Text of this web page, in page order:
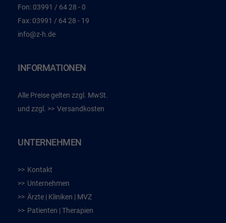
Fon: 03991 / 64 28 - 0
Fax: 03991 / 64 28 - 19
info@z-h.de
INFORMATIONEN
Alle Preise gelten zzgl. MwSt.
und zzgl.
Versandkosten
UNTERNEHMEN
Kontakt
Unternehmen
Ärzte | Kliniken | MVZ
Patienten | Therapien